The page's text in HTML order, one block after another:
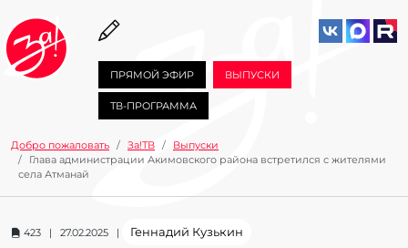
ПРЯМОЙ ЭФИР ВЫПУСКИ
ТВ-ПРОГРАММА
Добро пожаловать За!ТВ
Выпуски
Глава администрации Акимовского района встретился с жителями
села Атманай
423 | 27.02.2025 | Геннадий Кузькин